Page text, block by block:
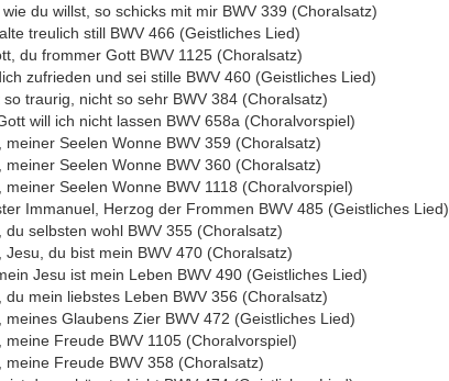
wie du willst, so schicks mit mir BWV 339 (Choralsatz)
treulich still BWV 466 (Geistliches Lied)
du frommer Gott BWV 1125 (Choralsatz)
zufrieden und sei stille BWV 460 (Geistliches Lied)
so traurig, nicht so sehr BWV 384 (Choralsatz)
will ich nicht lassen BWV 658a (Choralvorspiel)
meiner Seelen Wonne BWV 359 (Choralsatz)
meiner Seelen Wonne BWV 360 (Choralsatz)
meiner Seelen Wonne BWV 1118 (Choralvorspiel)
Immanuel, Herzog der Frommen BWV 485 (Geistliches Lied)
du selbsten wohl BWV 355 (Choralsatz)
Jesu, du bist mein BWV 470 (Choralsatz)
Jesu ist mein Leben BWV 490 (Geistliches Lied)
du mein liebstes Leben BWV 356 (Choralsatz)
meines Glaubens Zier BWV 472 (Geistliches Lied)
meine Freude BWV 1105 (Choralvorspiel)
meine Freude BWV 358 (Choralsatz)